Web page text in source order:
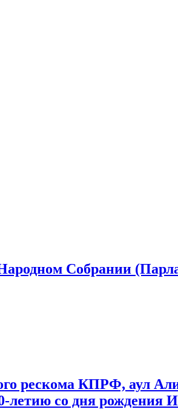
Собрании
Карачаево-Черкесской
рескома КПРФ, аул
летию со дня рождения